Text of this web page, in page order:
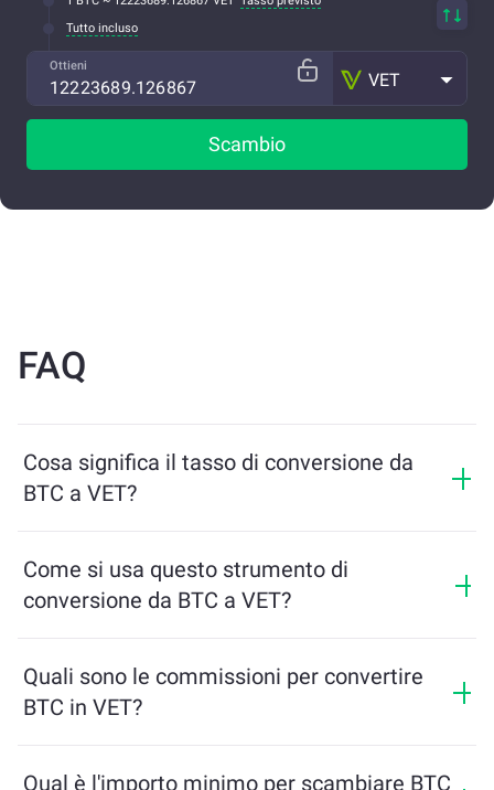
Tutto incluso
Ottieni
VET
Scambio
FAQ
Cosa significa il tasso di conversione da
BTC a VET?
cambio di BTC. Questo tasso varia in base alle
condizioni di mercato, all’offerta e alla domanda, e alla
Come si usa questo strumento di
conversione da BTC a VET?
scambiare, e lo strumento calcolerà l’importo stimato
di VET che riceverai. Poi segui i passaggi per
Quali sono le commissioni per convertire
BTC in VET?
alla liquidità e alle condizioni di mercato. ChangeNOW
Qual è l'importo minimo per scambiare BTC